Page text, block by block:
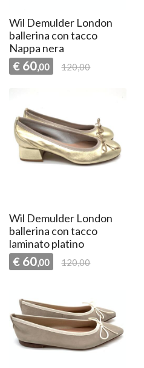
Wil Demulder London
ballerina con tacco
Nappa nera
€ 60,00 120,00
Wil Demulder London
ballerina con tacco
laminato platino
€ 60,00 120,00